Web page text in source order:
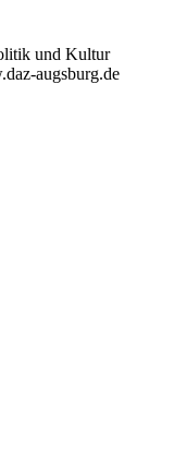
und Kultur
augsburg.de